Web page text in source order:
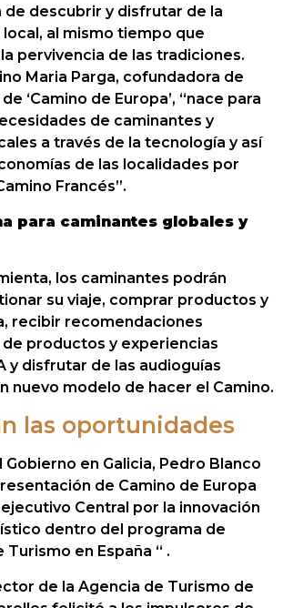
de descubrir y disfrutar de la
al mismo tiempo que
pervivencia de las tradiciones.
Maria Parga, cofundadora de
‘Camino de Europa’, “nace para
de caminantes y
a través de la tecnología y así
de las localidades por
Francés”.
para caminantes globales y
los caminantes podrán
su viaje, comprar productos y
recibir recomendaciones
productos y experiencias
y disfrutar de las audioguías
nuevo modelo de hacer el Camino.
las oportunidades
Gobierno en Galicia, Pedro Blanco
de Camino de Europa
Central por la innovación
dentro del programa de
Turismo en España “ .
de la Agencia de Turismo de